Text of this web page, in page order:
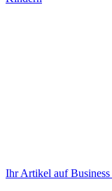
Ihr Artikel auf Business